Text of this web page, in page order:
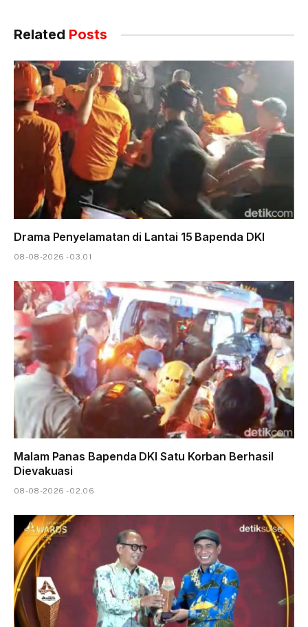
Related Posts
Drama Penyelamatan di Lantai 15 Bapenda DKI
08-08-2026 - 03.01
Malam Panas Bapenda DKI Satu Korban Berhasil
Dievakuasi
08-08-2026 - 02.06